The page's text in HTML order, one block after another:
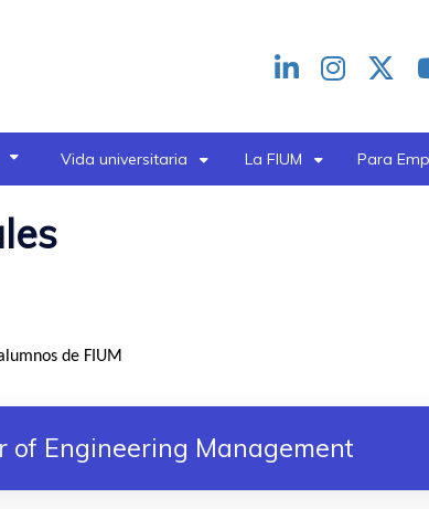
Redes
header
Vida universitaria La FIUM Para
de FIUM
of Engineering Management